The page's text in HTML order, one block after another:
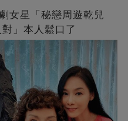
女星「秘戀周遊乾兒
」本人鬆口了